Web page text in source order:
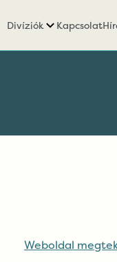
Divíziók Kapcsolat
Weboldal